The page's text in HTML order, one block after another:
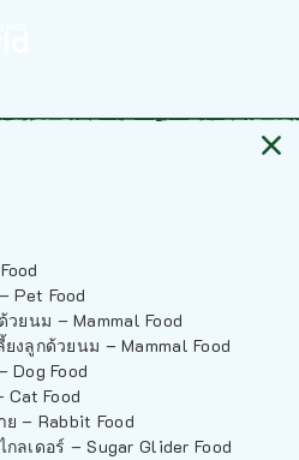
Pet Food
วยนม – Mammal Food
งลูกด้วยนม – Mammal Food
Dog Food
Cat Food
ย – Rabbit Food
ลเดอร์ – Sugar Glider Food